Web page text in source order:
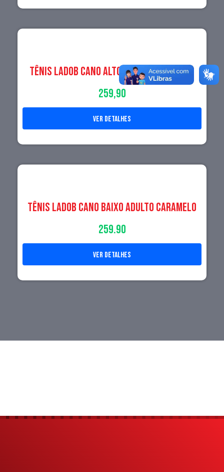
Tênis LadoB Cano Alto Adulto Caramelo
259,90
ver detalhes
Tênis LadoB Cano Baixo Adulto Caramelo
259.90
ver detalhes